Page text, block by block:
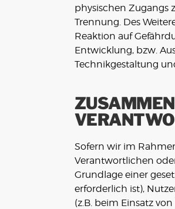
physischen Zugangs
Trennung. Des
Reaktion auf
Entwicklung, bzw.
Technikgestaltung
Sofern wir im
Verantwortlichen
Grundlage einer
erforderlich ist),
(z.B. beim Einsatz